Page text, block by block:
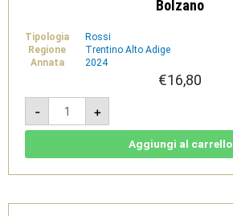
Bolzano
Tipologia
Rossi
Regione
Trentino Alto Adige
Annata
2024
€16,80
-
Lagrein
2024
-
Südtirol
-
Bolzano
+
Aggiungi al carrello